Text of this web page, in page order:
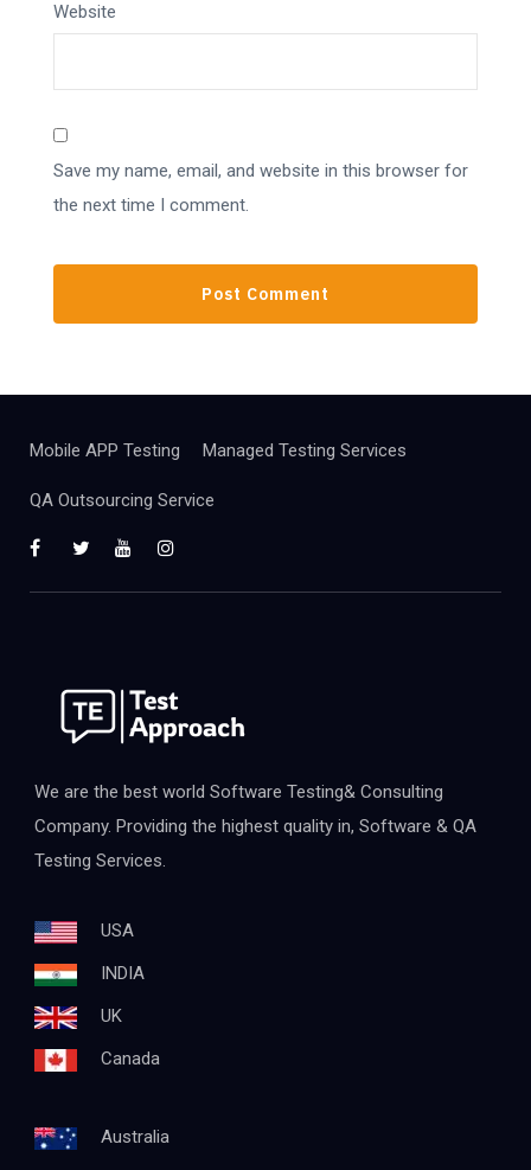
Website
Save my name, email, and website in this browser for
the next time I comment.
Mobile APP Testing Managed Testing Services
QA Outsourcing Service
We are the best world Software Testing& Consulting
Company. Providing the highest quality in, Software & QA
Testing Services.
USA
INDIA
UK
Canada
Australia